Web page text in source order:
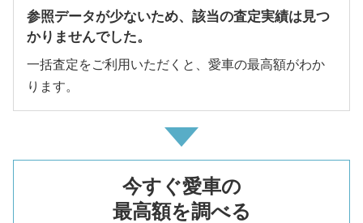
参照データが少ないため、該当の査定実績は見つ
かりませんでした。
一括査定をご利用いただくと、愛車の最高額がわか
ります。
今すぐ愛車の
最高額を調べる